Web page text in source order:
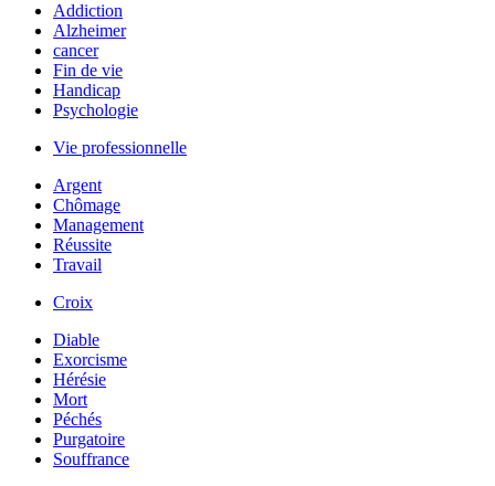
Addiction
Alzheimer
cancer
Fin de vie
Handicap
Psychologie
Vie professionnelle
Argent
Chômage
Management
Réussite
Travail
Croix
Diable
Exorcisme
Hérésie
Mort
Péchés
Purgatoire
Souffrance